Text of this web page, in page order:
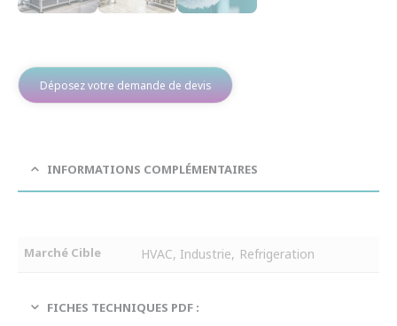
Déposez votre demande de devis
INFORMATIONS COMPLÉMENTAIRES
Marché Cible HVAC, Industrie, Refrigeration
FICHES TECHNIQUES PDF :